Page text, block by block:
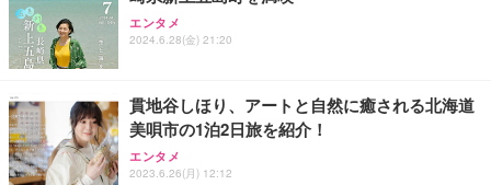
エンタメ
2024.6.28(金) 21:20
貫地谷しほり、アートと自然に癒される北海道
美唄市の1泊2日旅を紹介！
エンタメ
2023.6.26(月) 12:12